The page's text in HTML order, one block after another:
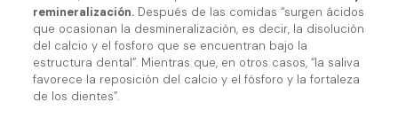
remineralización.Después de las comidas “surgen ácidos
que ocasionan la desmineralización, es decir, la disolución
del calcio y el fosforo que se encuentran bajo la
estructura dental”. Mientras que, en otros casos, “la saliva
favorece la reposición del calcio y el fósforo y la fortaleza
de los dientes”.